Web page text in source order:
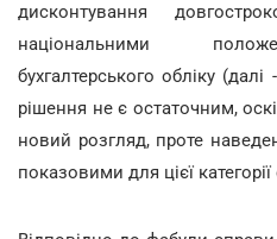
дисконтування
національними
бухгалтерського обліку (далі
рішення не є остаточним,
новий розгляд, проте
показовими для цієї